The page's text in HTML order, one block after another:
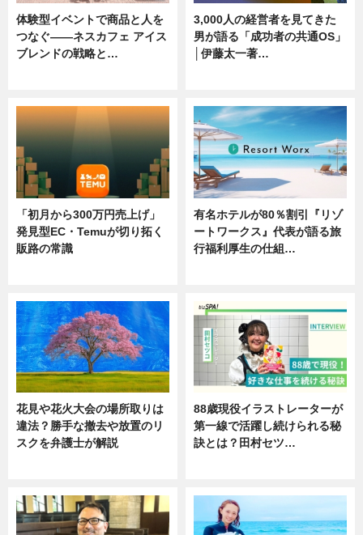
体験型イベントで商品と人を
つなぐ――ネスカフェ アイス
ブレンドの戦略と…
3,000人の経営者を見てきた
男が語る「成功者の共通OS」
│伊藤太一著…
「初月から300万円売上げ」
発見型EC・Temuが切り拓く
販路の常識
有名ホテルが80％割引『リゾ
ートワークス』代表が語る旅
行福利厚生の仕組…
花見や花火大会の場所取りは
違法？勝手な撤去や放置のリ
スクを弁護士が解説
88歳現役イラストレーターが
第一線で活躍し続けられる秘
訣とは？田村セツ…